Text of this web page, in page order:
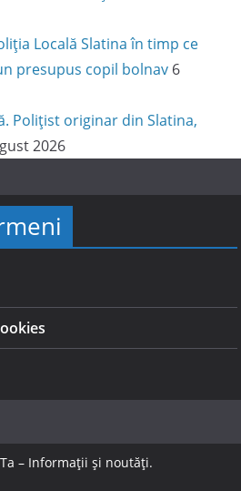
Locală Slatina în timp ce
presupus copil bolnav 6
Polițist originar din Slatina,
2026
– Informații și noutăți.